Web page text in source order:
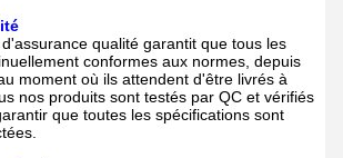
qualité garantit que tous les
conformes aux normes, depuis
moment où ils attendent d'être livrés à
nos produits sont testés par QC et vérifiés
que toutes les spécifications sont